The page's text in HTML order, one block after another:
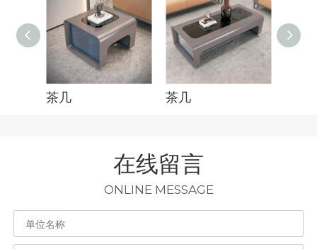
茶几 茶几
在线留言
ONLINE MESSAGE